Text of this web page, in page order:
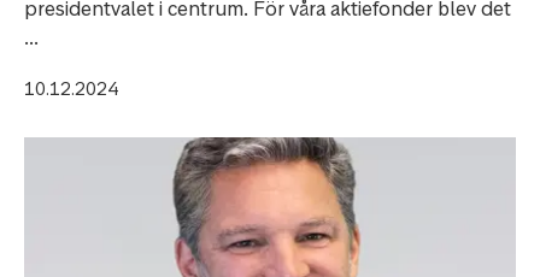
presidentvalet i centrum. För våra aktiefonder blev det
...
10.12.2024